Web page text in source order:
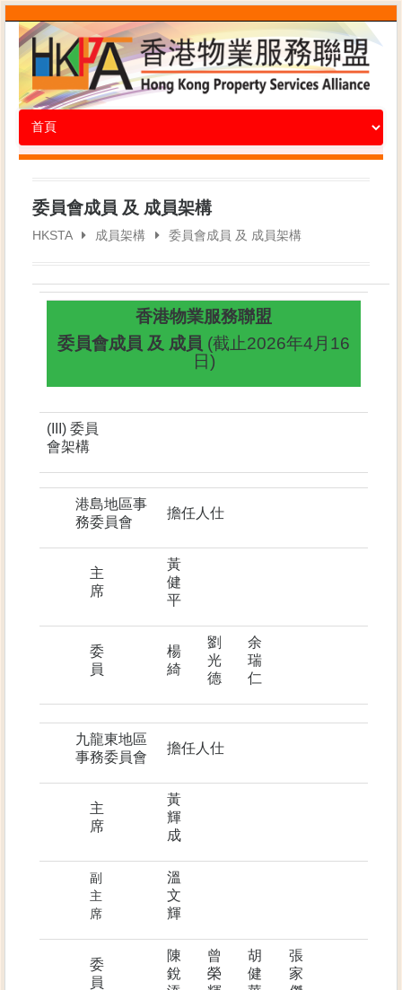
委員會成員 及 成員架構
HKSTA 成員架構 委員會成員 及 成員架構
香港物業服務聯盟
委員會成員 及 成員 (截止2026年4月16
日)
(III) 委員
會架構
港島地區事
務委員會
擔任人仕
主
席
黃
健
平
委
員
楊
綺
劉
光
德
余
瑞
仁
九龍東地區
事務委員會
擔任人仕
主
席
黃
輝
成
副
主
席
溫
文
輝
委
員
陳
銳
曾
榮
胡
健
張
家